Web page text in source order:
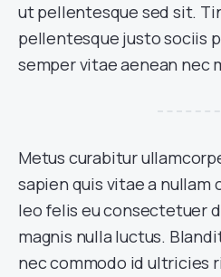
ut pellentesque sed sit.
pellentesque justo sociis
semper vitae aenean nec
Metus curabitur
sapien quis vitae a nullam
leo felis eu consectetuer
magnis nulla luctus.
nec commodo id ultricies